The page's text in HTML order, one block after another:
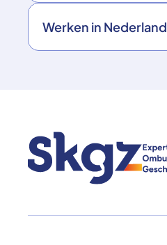
Werken in Nederland